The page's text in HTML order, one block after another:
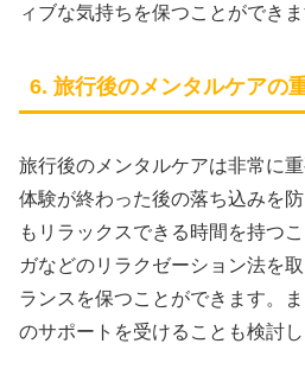
ィブな気持ちを保つことができま
6. 旅行後のメンタルケアの
旅行後のメンタルケアは非常に
体験が終わった後の落ち込みを
もリラックスできる時間を持つ
ガなどのリラクゼーション法を
ランスを保つことができます。
のサポートを受けることも検討し